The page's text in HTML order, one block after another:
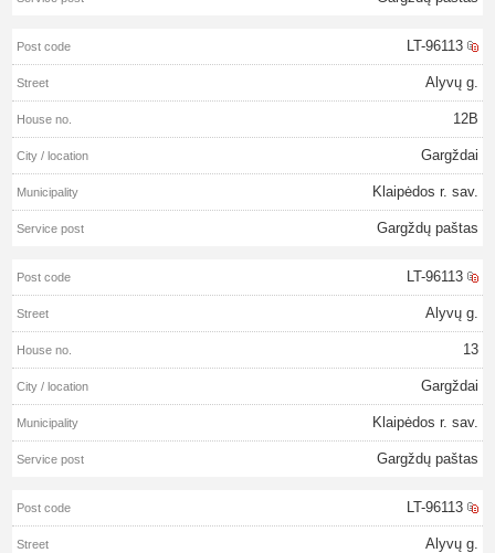
LT-96113
Alyvų g.
12B
Gargždai
Klaipėdos r. sav.
Gargždų paštas
LT-96113
Alyvų g.
13
Gargždai
Klaipėdos r. sav.
Gargždų paštas
LT-96113
Alyvų g.